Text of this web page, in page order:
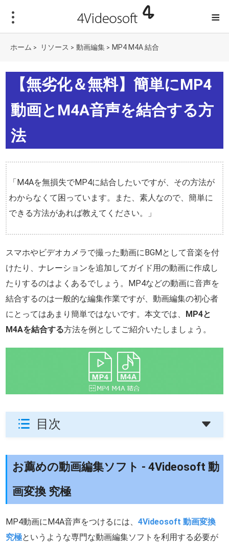
≡
ホーム > リソース > 動画編集 > MP4 M4A 結合
【無劣化＆無料】簡単にMP4
動画とM4A音声を結合する方
法
「M4Aを無損失でMP4に結合したいですが、その方法が
わからなくて困っています。また、素人なので、簡単に
できる方法があれば教えてください。」
スマホやビデオカメラで撮った動画にBGMとして音楽を付
けたり、ナレーションを追加してガイド用の動画に作成し
たりするのはよくあるでしょう。MP4などの動画に音声を
結合するのは一般的な編集作業ですが、動画編集の初心者
にとってはあまり簡単ではないです。本文では、 MP4と
M4Aを結合する方法を例としてご紹介いたしましょう。
目次
お薦めの動画編集ソフト - 4Videosoft 動
画変換 究極
MP4動画にM4A音声をつけるには、4Videosoft 動画変換
究極というような専門な動画編集ソフトを利用する必要が